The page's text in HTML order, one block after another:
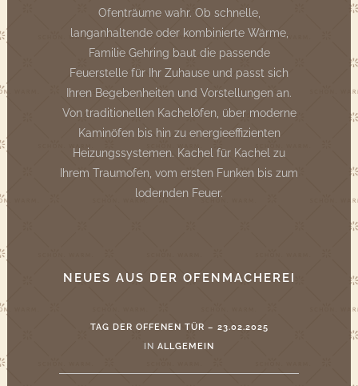
Ofenträume wahr. Ob schnelle,
langanhaltende oder kombinierte Wärme,
Familie Gehring baut die passende
Feuerstelle für Ihr Zuhause und passt sich
Ihren Begebenheiten und Vorstellungen an.
Von traditionellen Kachelöfen, über moderne
Kaminöfen bis hin zu energieeffizienten
Heizungssystemen. Kachel für Kachel zu
Ihrem Traumofen, vom ersten Funken bis zum
lodernden Feuer.
NEUES AUS DER OFENMACHEREI
TAG DER OFFENEN TÜR – 23.02.2025
IN ALLGEMEIN